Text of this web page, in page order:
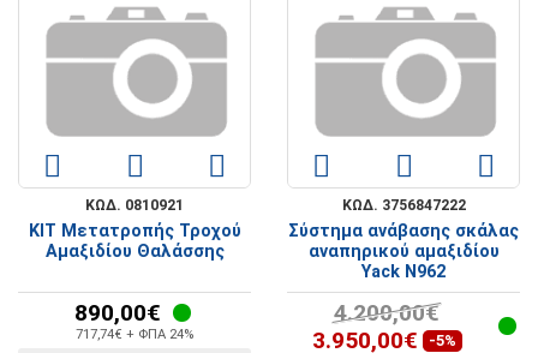
ΚΩΔ. 0810921
ΚΙΤ Μετατροπής Τροχού
Αμαξιδίου Θαλάσσης
890,00€
717,74€ + ΦΠΑ 24%
ΚΩΔ. 3756847222
Σύστημα ανάβασης σκάλας
αναπηρικού αμαξιδίου
Yack N962
4.200,00€
3.950,00€
-5%